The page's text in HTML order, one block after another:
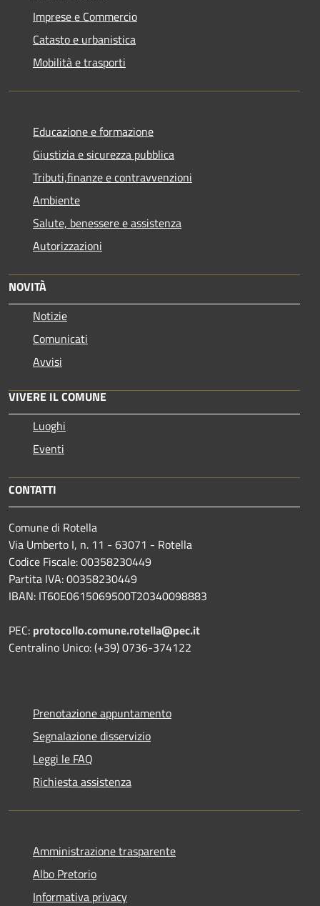
Imprese e Commercio
Catasto e urbanistica
Mobilità e trasporti
Educazione e formazione
Giustizia e sicurezza pubblica
Tributi,finanze e contravvenzioni
Ambiente
Salute, benessere e assistenza
Autorizzazioni
NOVITÀ
Notizie
Comunicati
Avvisi
VIVERE IL COMUNE
Luoghi
Eventi
CONTATTI
Comune di Rotella
Via Umberto I, n. 11 - 63071 - Rotella
Codice Fiscale: 00358230449
Partita IVA: 00358230449
IBAN: IT60E0615069500T20340098883
PEC: protocollo.comune.rotella@pec.it
Centralino Unico: (+39) 0736-374122
Prenotazione appuntamento
Segnalazione disservizio
Leggi le FAQ
Richiesta assistenza
Amministrazione trasparente
Albo Pretorio
Informativa privacy